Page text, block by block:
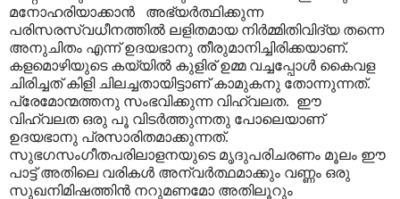
മനോഹരിയാക്കാൻ അഭ്യർത്ഥിക്കുന്ന
പരിസരസ്വധീനത്തിൽ ലളിതമായ നിർമ്മിതിവിദ്യ തന്നെ
അനുചിതം എന്ന് ഉദയഭാനു തീരുമാനിച്ചിരിക്കയാണ്.
കളമൊഴിയുടെ കയ്യിൽ കുളിര് ഉമ്മ വച്ചപ്പോൾ കൈവള
ചിരിച്ചത് കിളി ചിലച്ചതായിട്ടാണ് കാമുകനു തോന്നുന്നത്.
പ്രേമോന്മത്തനു സംഭവിക്കുന്ന വിഹ്വലത. ഈ
വിഹ്വലത ഒരു പൂ വിടർത്തുന്നതു പോലെയാണ്
ഉദയഭാനു പ്രസാരിതമാക്കുന്നത്.
സുഭഗസംഗീതപരിലാളനയുടെ മൃദുപരിചരണം മൂലം ഈ
പാട്ട് അതിലെ വരികൾ അന്വർത്ഥമാക്കും വണ്ണം ഒരു
സുഖനിമിഷത്തിൻ നറുമണമോ അതിലൂറും